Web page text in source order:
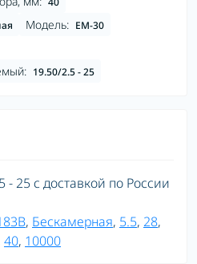
Модель: EM-30
19.50/2.5 - 25
- 25 с доставкой по России
, Бескамерная, 5.5, 28,
40, 10000